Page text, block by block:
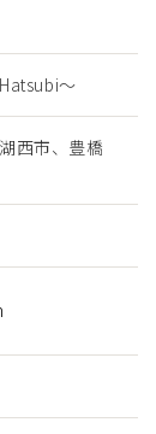
〜
湖西市、豊橋